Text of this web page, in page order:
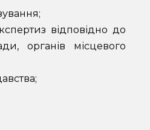
відповідно до
органів місцевого